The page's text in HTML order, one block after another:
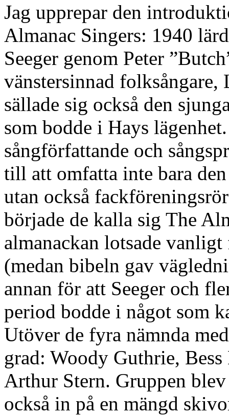
Jag upprepar den
Almanac Singers: 1940
Seeger genom Peter
vänstersinnad
sällade sig också den
som bodde i Hays
sångförfattande och
till att omfatta inte bara
utan också
började de kalla sig The
almanackan lotsade
(medan bibeln gav
annan för att Seeger och
period bodde i något som
Utöver de fyra nämnda
grad: Woody Guthrie,
Arthur Stern. Gruppen
också in på en mängd